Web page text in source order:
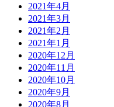
2021年4月
2021年3月
2021年2月
2021年1月
2020年12月
2020年11月
2020年10月
2020年9月
2020年8月